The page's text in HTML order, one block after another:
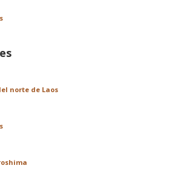
norte de Laos